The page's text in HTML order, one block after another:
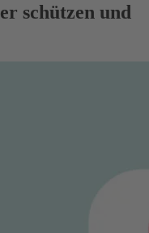
schützen und